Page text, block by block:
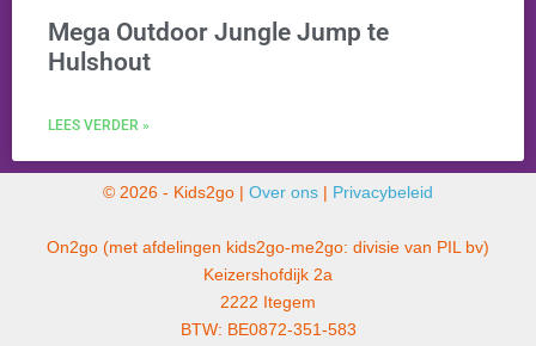
Mega Outdoor Jungle Jump te
Hulshout
LEES VERDER »
© 2026 - Kids2go | Over ons | Privacybeleid
On2go (met afdelingen kids2go-me2go: divisie van PIL bv)
Keizershofdijk 2a
2222 Itegem
BTW: BE0872-351-583